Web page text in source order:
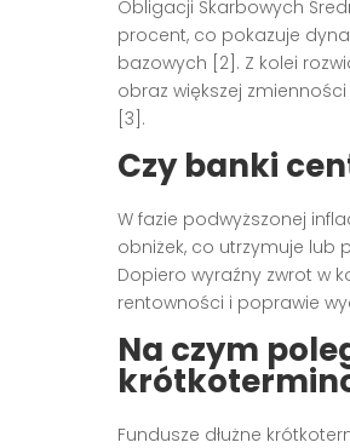
Obligacji Skarbowych
procent, co pokazuje
bazowych [2]. Z kolei
obraz większej
[3].
Czy banki
W fazie podwyższonej
obniżek, co utrzymuje lub
Dopiero wyraźny zwrot w
rentowności i poprawie
Na czym
Fundusze dłużne